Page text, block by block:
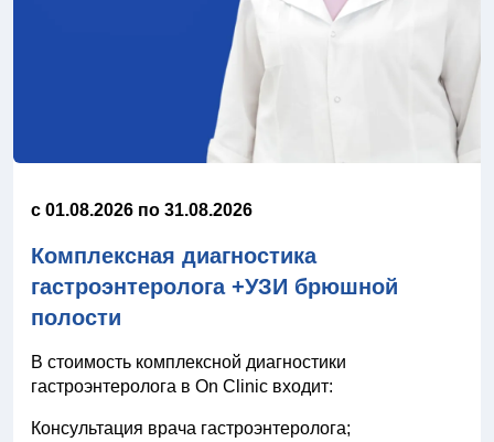
c 01.08.2026 по 31.08.2026
Комплексная диагностика
гастроэнтеролога +УЗИ брюшной
полости
В стоимость комплексной диагностики
гастроэнтеролога в On Clinic входит:
Консультация врача гастроэнтеролога;